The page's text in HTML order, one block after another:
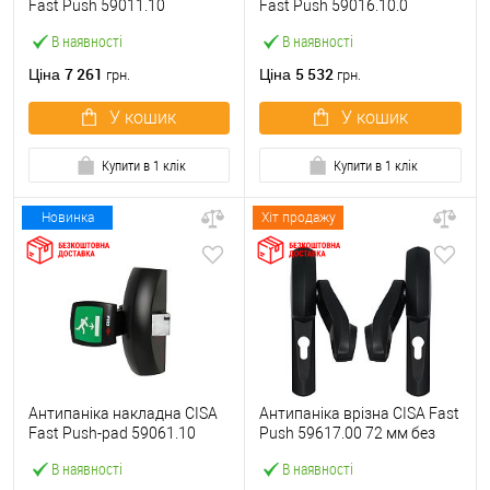
В наявності
Fast Push 59011.10
штанги
Ціна 7 261 грн.
У кошик
Купити в 1 клік
В наявності
Fast Push 59016.10.0
штанги
Ціна 5 532 грн.
У кошик
Купити в 1 клік
Новинка
В наявності
Антипаніка накладна CISA
Fast Push-pad 59061.10
Хіт продажу
В наявності
Антипаніка врізна CISA Fast
Push 59617.00 72 мм без